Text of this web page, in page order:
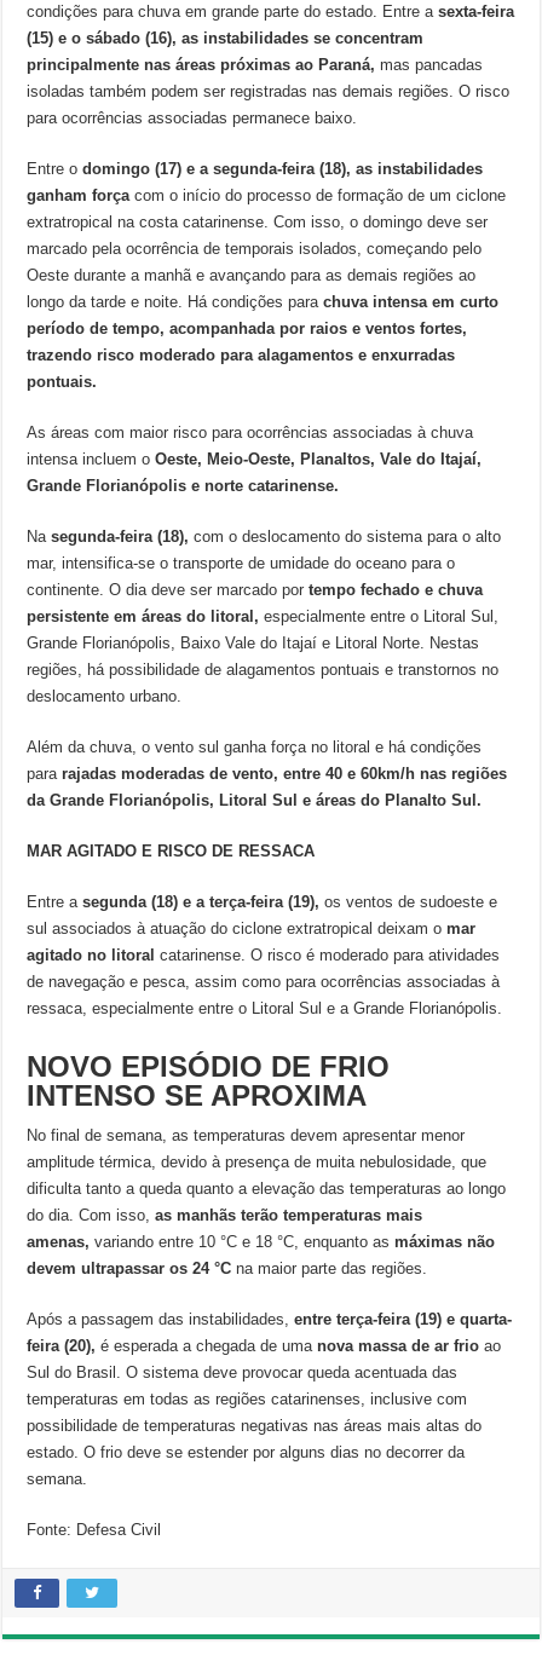
condições para chuva em grande parte do estado. Entre asexta-feira
(15) e o sábado (16), as instabilidades se concentram
principalmente nas áreas próximas ao Paraná,mas pancadas
isoladas também podem ser registradas nas demais regiões. O risco
para ocorrências associadas permanece baixo.
Entre o domingo (17) e a segunda-feira (18), as instabilidades
ganham forçacom o início do processo de formação de um ciclone
extratropical na costa catarinense. Com isso, o domingo deve ser
marcado pela ocorrência de temporais isolados, começando pelo
Oeste durante a manhã e avançando para as demais regiões ao
longo da tarde e noite. Há condições parachuva intensa em curto
período de tempo, acompanhada por raios e ventos fortes,
trazendo risco moderado para alagamentos e enxurradas
pontuais.
As áreas com maior risco para ocorrências associadas à chuva
intensa incluem oOeste, Meio-Oeste, Planaltos, Vale do Itajaí,
Grande Florianópolis e norte catarinense.
Nasegunda-feira (18),com o deslocamento do sistema para o alto
mar, intensifica-se o transporte de umidade do oceano para o
continente. O dia deve ser marcado portempo fechado e chuva
persistente em áreas do litoral,especialmente entre o Litoral Sul,
Grande Florianópolis, Baixo Vale do Itajaí e Litoral Norte. Nestas
regiões, há possibilidade de alagamentos pontuais e transtornos no
deslocamento urbano.
Além da chuva, o vento sul ganha força no litoral e há condições
pararajadas moderadas de vento, entre 40 e 60km/h nas regiões
da Grande Florianópolis, Litoral Sul e áreas do Planalto Sul.
MAR AGITADO E RISCO DE RESSACA
Entre asegunda (18) e a terça-feira (19), os ventos de sudoeste e
sul associados à atuação do ciclone extratropical deixam o mar
agitado no litoralcatarinense. O risco é moderado para atividades
de navegação e pesca, assim como para ocorrências associadas à
ressaca, especialmente entre o Litoral Sul e a Grande Florianópolis.
NOVO EPISÓDIO DE FRIO
INTENSO SE APROXIMA
No final de semana, as temperaturas devem apresentar menor
amplitude térmica, devido à presença de muita nebulosidade, que
dificulta tanto a queda quanto a elevação das temperaturas ao longo
do dia. Com isso,as manhãs terão temperaturas mais
amenas,variando entre 10 °C e 18 °C, enquanto asmáximas não
devem ultrapassar os 24 °Cna maior parte das regiões.
Após a passagem das instabilidades, entre terça-feira (19) e quarta-
feira (20), é esperada a chegada de umanova massa de ar frio ao
Sul do Brasil. O sistema deve provocar queda acentuada das
temperaturas em todas as regiões catarinenses, inclusive com
possibilidade de temperaturas negativas nas áreas mais altas do
estado. O frio deve se estender por alguns dias no decorrer da
semana.
Fonte: Defesa Civil